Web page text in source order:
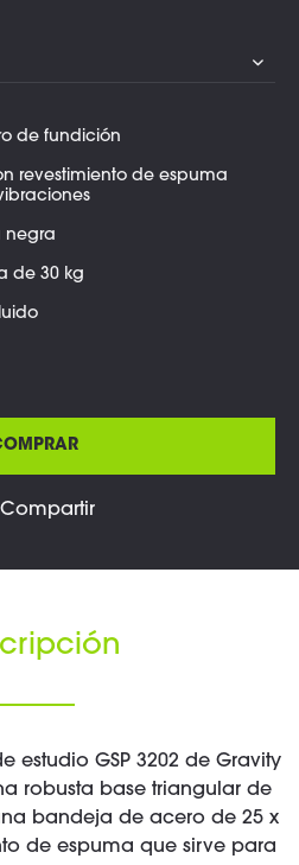
de fundición
revestimiento de espuma
negra
de 30 kg
Compartir
estudio GSP 3202 de Gravity
robusta base triangular de
bandeja de acero de 25 x
de espuma que sirve para